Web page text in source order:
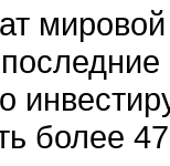
более